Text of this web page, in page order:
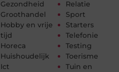
Gezondheid
Groothandel
Hobby en vrije
tijd
Horeca
Huishoudelijk
Ict
Relatie
Sport
Starters
Telefonie
Testing
Toerisme
Tuin en